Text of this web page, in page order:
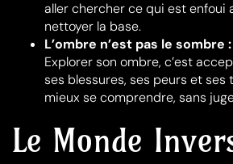
aller chercher ce qui est enfoui
nettoyer la base.
L’ombre n’est pas le sombre :
Explorer son ombre, c’est
ses blessures, ses peurs et
mieux se comprendre, sans
Le Monde